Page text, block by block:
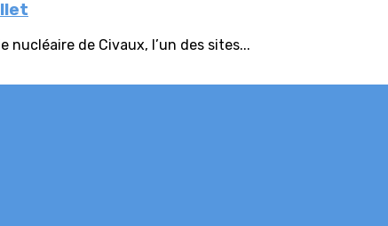
nucléaire de Civaux, l’un des sites...